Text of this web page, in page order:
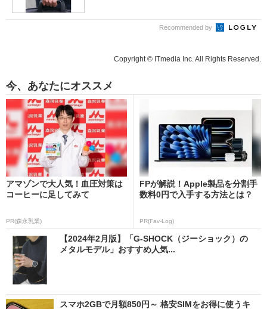
Recommended by
Copyright © ITmedia Inc. All Rights Reserved.
今、あなたにオススメ
アマゾンで大人気！血圧対策は
コーヒーに足してみて
PR(森永乳業)
FPが解説！Apple製品を分割手
数料0円で入手する方法とは？
PR(Fav-Log)
【2024年2月版】「G-SHOCK（ジーショック）の
メタルモデル」おすすめ人気...
スマホ2GBで月額850円～ 格安SIMをお得に使うキ